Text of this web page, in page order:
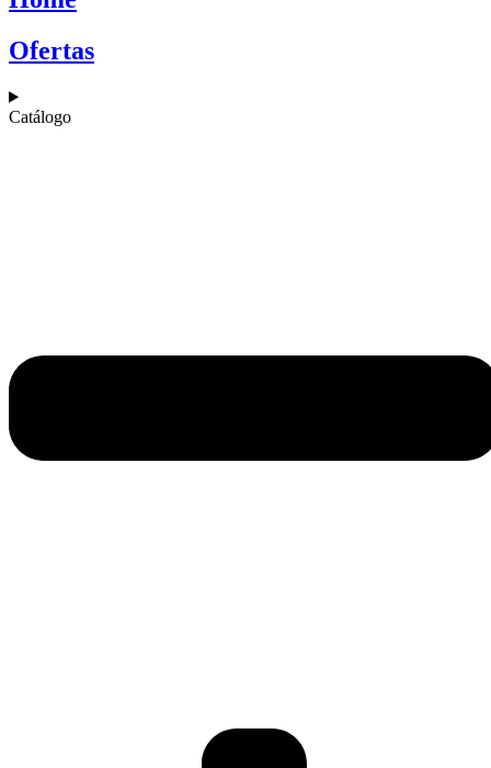
Ofertas
Catálogo